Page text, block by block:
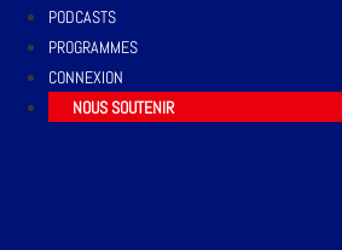
PODCASTS
PROGRAMMES
CONNEXION
NOUS SOUTENIR